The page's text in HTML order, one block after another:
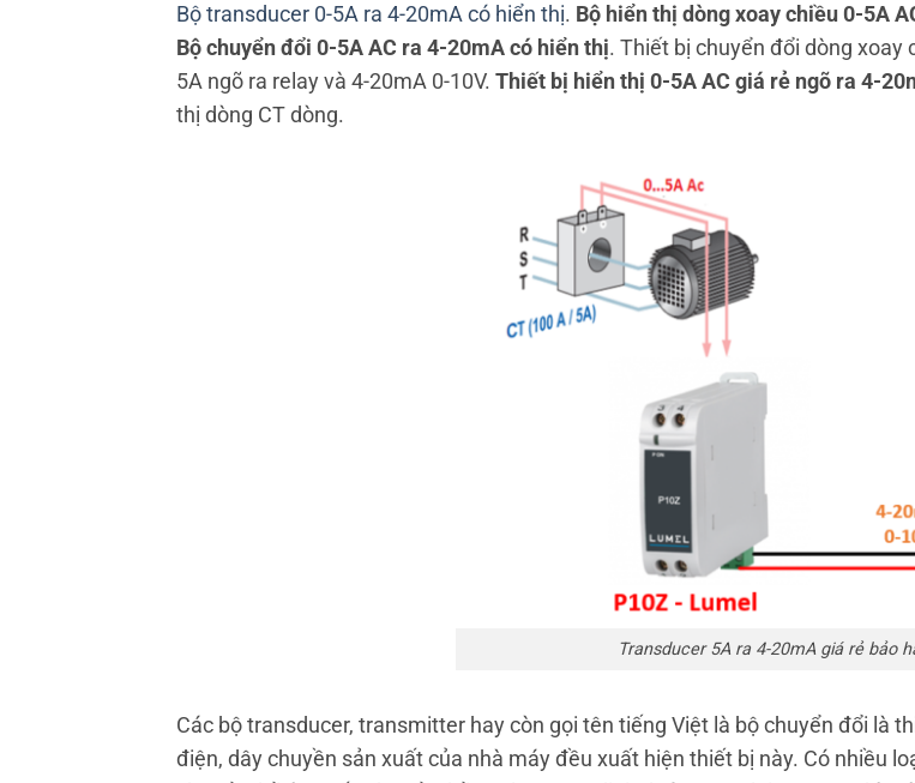
Bộ transducer 0-5A ra 4-20mA có hiển thị. Bộ hiển thị dòng xoay chiều 0-5A
Bộ chuyển đổi 0-5A AC ra 4-20mA có hiển thị. Thiết bị chuyển đổi dòng xoay
5A ngõ ra relay và 4-20mA 0-10V. Thiết bị hiển thị 0-5A AC giá rẻ ngõ ra 4-
thị dòng CT dòng.
Transducer 5A ra 4-20mA giá rẻ bảo
Các bộ transducer, transmitter hay còn gọi tên tiếng Việt là bộ chuyển đổi là
điện, dây chuyền sản xuất của nhà máy đều xuất hiện thiết bị này. Có nhiều